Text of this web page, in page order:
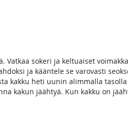
Vatkaa sokeri ja keltuaiset
ja kääntele se varovasti
kakku heti uunin alimmalla tasolla
kakun jäähtyä. Kun kakku on